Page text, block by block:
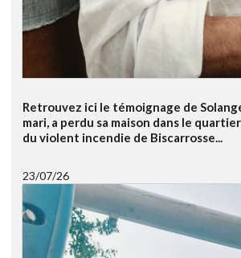
Retrouvez ici le témoignage de
mari, a perdu sa maison dans le
du violent incendie de Biscarrosse...
23/07/26